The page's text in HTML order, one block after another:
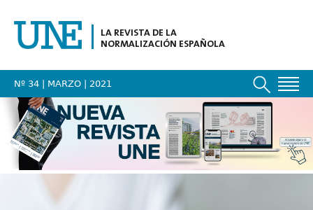
LA REVISTA DE LA
NORMALIZACIÓN ESPAÑOLA
Nº 34 | MARZO | 2021